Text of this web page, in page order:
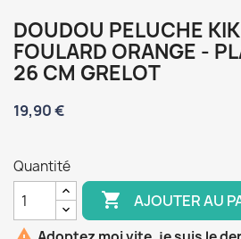
DOUDOU PELUCHE
FOULARD ORANGE -
26 CM GRELOT
19,90 €
Quantité
 AJOUTER AU